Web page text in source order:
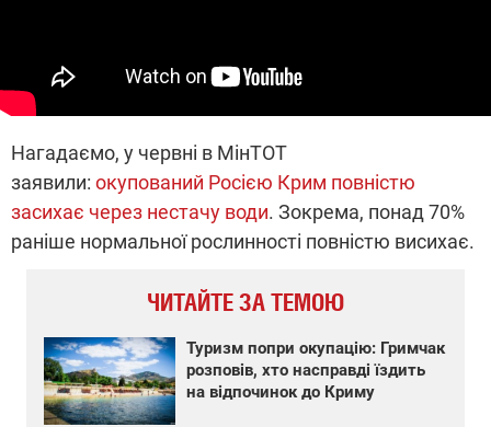
Нагадаємо, у червні в МінТОТ
заявили: окупований Росією Крим повністю
засихає через нестачу води. Зокрема, понад 70%
раніше нормальної рослинності повністю висихає.
ЧИТАЙТЕ ЗА ТЕМОЮ
Туризм попри окупацію: Гримчак
розповів, хто насправді їздить
на відпочинок до Криму